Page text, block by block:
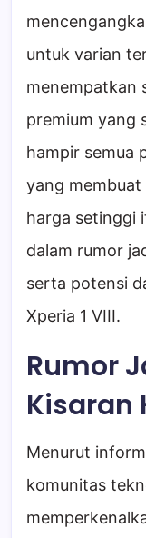
untuk varian
menempatkan
premium yang
hampir semua
yang
harga setinggi
dalam rumor
serta potensi
Xperia 1 VIII.
Rumor
Kisaran
Menurut
komunitas